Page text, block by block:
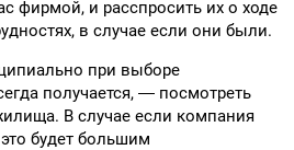
фирмой, и расспросить их о ходе
в случае если они были.
при выборе
получается, ― посмотреть
В случае если компания
будет большим